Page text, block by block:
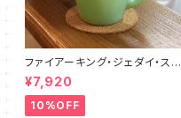
ファイアーキング・ジェダイ・スト
レートマグカップ（FKJD0006）
¥7,920
10%OFF